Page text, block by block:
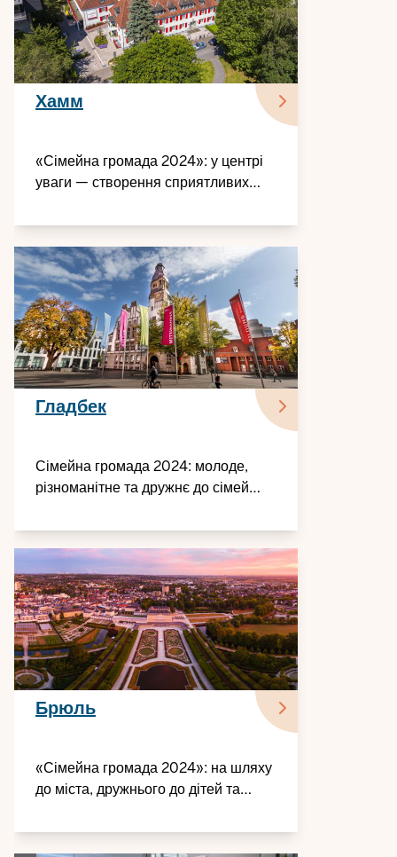
Хамм
«Сімейна громада 2024»: у центрі
уваги — створення сприятливих
Гладбек
Сімейна громада 2024: молоде,
різноманітне та дружнє до сімей
Брюль
«Сімейна громада 2024»: на шляху
до міста, дружнього до дітей та